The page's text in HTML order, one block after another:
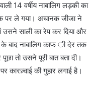
14 वर्षीय नाबालिग लड़की का
पर ले गया। अचानक जीजा ने
उसने साली का रेप कर दिया और
बाद नाबालिग काफ ी देर तक
तो उसने पूरी बात बता दी।
कारज़्वाई की गुहार लगाई है।